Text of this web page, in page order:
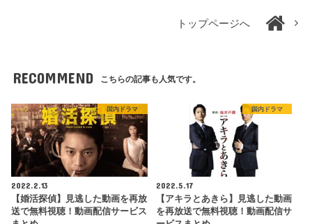
トップページへ
RECOMMEND こちらの記事も人気です。
国内ドラマ
2022.2.13
【婚活探偵】見逃した動画を再放
送で無料視聴！動画配信サービス
国内ドラマ
2022.5.17
【アキラとあきら】見逃した動画
を再放送で無料視聴！動画配信サ